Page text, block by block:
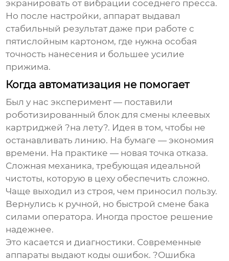
экранировать от вибрации соседнего пресса.
Но после настройки, аппарат выдавал
стабильный результат даже при работе с
пятислойным картоном, где нужна особая
точность нанесения и большее усилие
прижима.
Когда автоматизация не помогает
Был у нас эксперимент — поставили
роботизированный блок для смены клеевых
картриджей ?на лету?. Идея в том, чтобы не
останавливать линию. На бумаге — экономия
времени. На практике — новая точка отказа.
Сложная механика, требующая идеальной
чистоты, которую в цеху обеспечить сложно.
Чаще выходил из строя, чем приносил пользу.
Вернулись к ручной, но быстрой смене бака
силами оператора. Иногда простое решение
надежнее.
Это касается и диагностики. Современные
аппараты выдают коды ошибок. ?Ошибка